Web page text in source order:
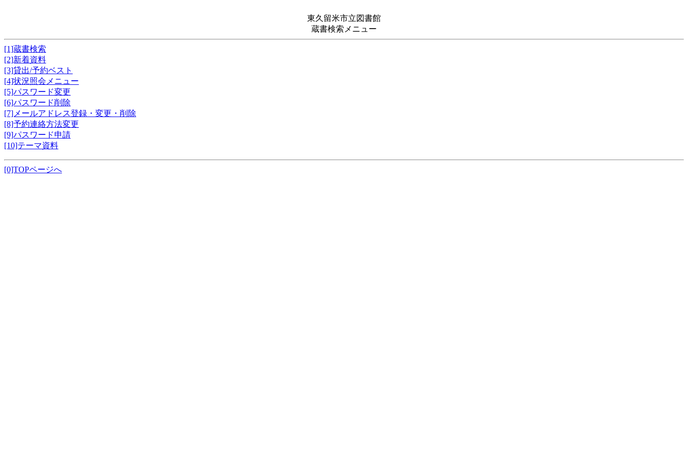
東久留米市立図書館
蔵書検索メニュー
[1]蔵書検索
[2]新着資料
[3]貸出/予約ベスト
[4]状況照会メニュー
[5]パスワード変更
[6]パスワード削除
[7]メールアドレス登録・変更・削除
[8]予約連絡方法変更
[9]パスワード申請
[10]テーマ資料
[0]TOPページへ